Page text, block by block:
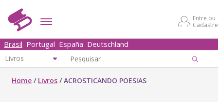
Entre ou
Brasil Portugal España Deutschland
Home / Livros /ACROSTICANDO POESIAS